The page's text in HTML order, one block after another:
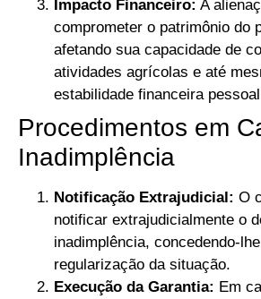
Impacto Financeiro: A
comprometer o patrimônio do
afetando sua capacidade de
atividades agrícolas e até
estabilidade financeira
Procedimentos em
Inadimplência
Notificação Extrajudicial: O
notificar extrajudicialmente o
inadimplência, concedendo-
regularização da situação.
Execução da Garantia: Em